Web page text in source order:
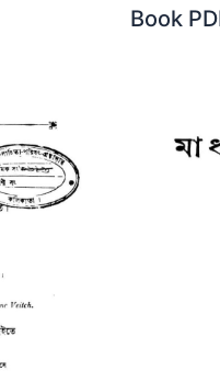
Book